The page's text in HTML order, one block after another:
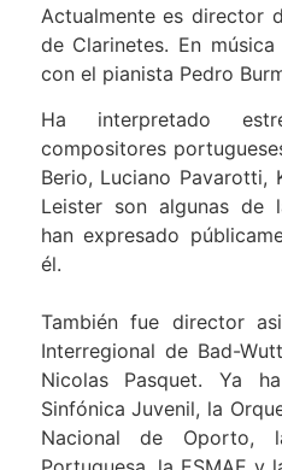
Actualmente es director
de Clarinetes. En
con el pianista Pedro
Ha interpretado
compositores
Berio, Luciano Pavarotti,
Leister son algunas de
han expresado
él.
También fue director
Interregional de Bad-
Nicolas Pasquet. Ya
Sinfónica Juvenil, la
Nacional de Oporto,